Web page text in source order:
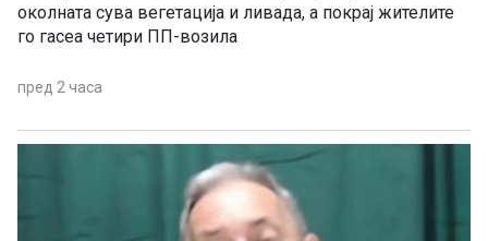
околната сува вегетација и ливада, а покрај жителите
го гасеа четири ПП-возила
пред 2 часа